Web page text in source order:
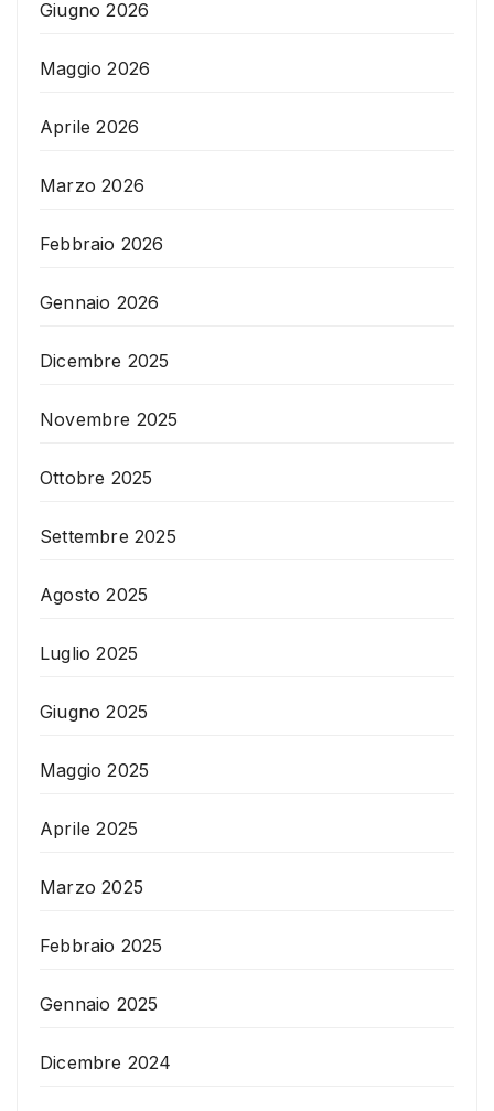
Giugno 2026
Maggio 2026
Aprile 2026
Marzo 2026
Febbraio 2026
Gennaio 2026
Dicembre 2025
Novembre 2025
Ottobre 2025
Settembre 2025
Agosto 2025
Luglio 2025
Giugno 2025
Maggio 2025
Aprile 2025
Marzo 2025
Febbraio 2025
Gennaio 2025
Dicembre 2024